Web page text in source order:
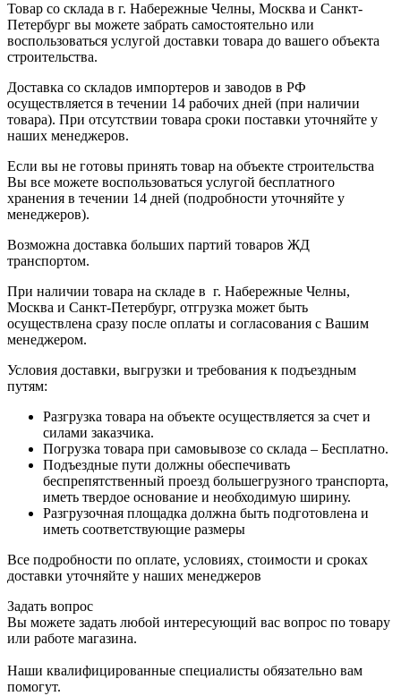
Товар со склада в г. Набережные Челны, Москва и Санкт-
Петербург вы можете забрать самостоятельно или
воспользоваться услугой доставки товара до вашего объекта
строительства.
Доставка со складов импортеров и заводов в РФ
осуществляется в течении 14 рабочих дней (при наличии
товара). При отсутствии товара сроки поставки уточняйте у
наших менеджеров.
Если вы не готовы принять товар на объекте строительства
Вы все можете воспользоваться услугой бесплатного
хранения в течении 14 дней (подробности уточняйте у
менеджеров).
Возможна доставка больших партий товаров ЖД
транспортом.
При наличии товара на складе в г. Набережные Челны,
Москва и Санкт-Петербург, отгрузка может быть
осуществлена сразу после оплаты и согласования с Вашим
менеджером.
Условия доставки, выгрузки и требования к подъездным
путям:
Разгрузка товара на объекте осуществляется за счет и
силами заказчика.
Погрузка товара при самовывозе со склада – Бесплатно.
Подъездные пути должны обеспечивать
беспрепятственный проезд большегрузного транспорта,
иметь твердое основание и необходимую ширину.
Разгрузочная площадка должна быть подготовлена и
иметь соответствующие размеры
Все подробности по оплате, условиях, стоимости и сроках
доставки уточняйте у наших менеджеров
Задать вопрос
Вы можете задать любой интересующий вас вопрос по товару
или работе магазина.
Наши квалифицированные специалисты обязательно вам
помогут.